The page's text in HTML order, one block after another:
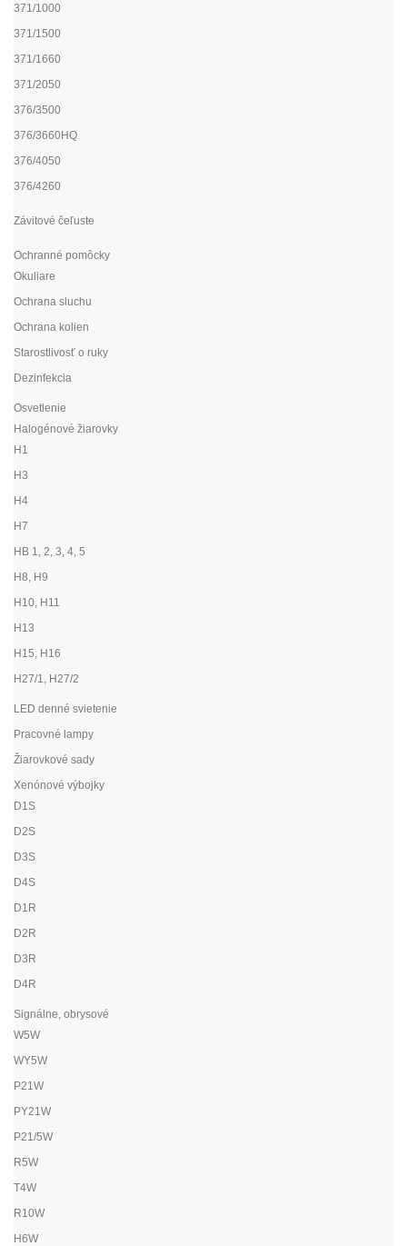
371/1000
371/1500
371/1660
371/2050
376/3500
376/3660HQ
376/4050
376/4260
Závitové čeľuste
Ochranné pomôcky
Okuliare
Ochrana sluchu
Ochrana kolien
Starostlivosť o ruky
Dezinfekcia
Osvetlenie
Halogénové žiarovky
H1
H3
H4
H7
HB 1, 2, 3, 4, 5
H8, H9
H10, H11
H13
H15, H16
H27/1, H27/2
LED denné svietenie
Pracovné lampy
Žiarovkové sady
Xenónové výbojky
D1S
D2S
D3S
D4S
D1R
D2R
D3R
D4R
Signálne, obrysové
W5W
WY5W
P21W
PY21W
P21/5W
R5W
T4W
R10W
H6W